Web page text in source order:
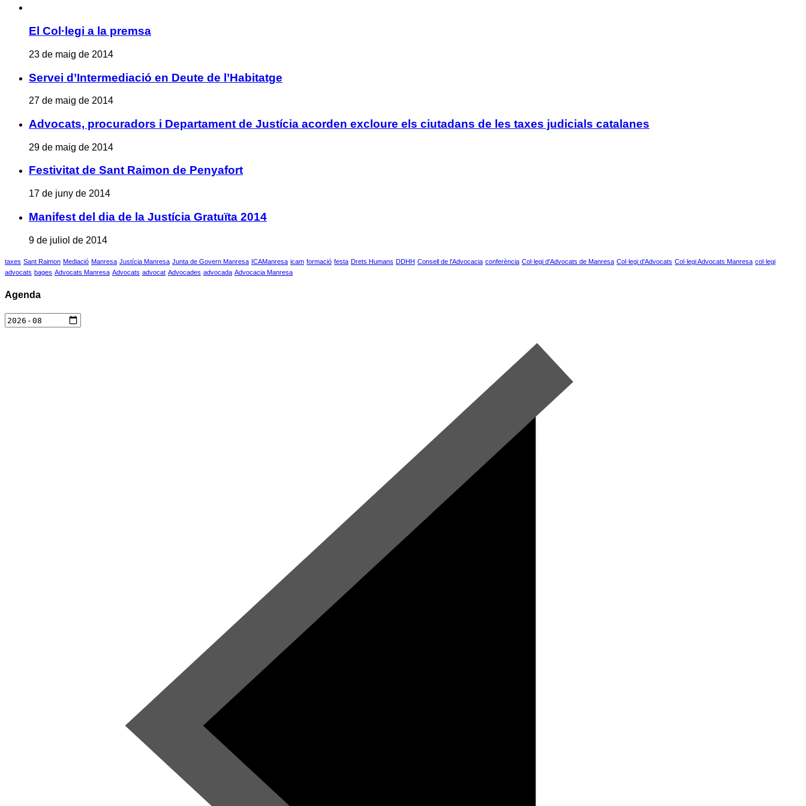
El Col·legi a la premsa
23 de maig de 2014
Servei d’Intermediació en Deute de l’Habitatge
27 de maig de 2014
Advocats, procuradors i Departament de Justícia acorden excloure els ciutadans de les taxes judicials catalanes
29 de maig de 2014
Festivitat de Sant Raimon de Penyafort
17 de juny de 2014
Manifest del dia de la Justícia Gratuïta 2014
9 de juliol de 2014
taxes Sant Raimon Mediació Manresa Justícia Manresa Junta de Govern Manresa ICAManresa icam formació festa Drets Humans DDHH Consell de l'Advocacia conferència Col·legi d'Advocats de Manresa Col·legi d'Advocats Col·legi Advocats Manresa col·legi
advocats bages Advocats Manresa Advocats advocat Advocades advocada Advocacia Manresa
Agenda